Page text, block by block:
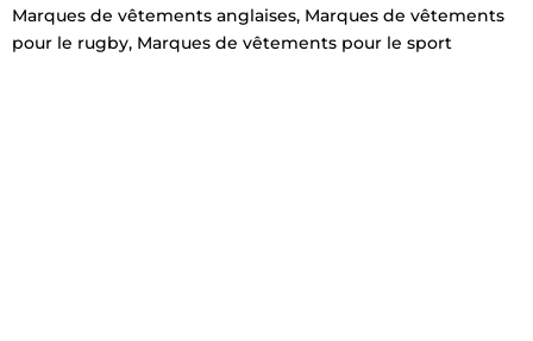
Marques de vêtements anglaises, Marques de vêtements
pour le rugby, Marques de vêtements pour le sport